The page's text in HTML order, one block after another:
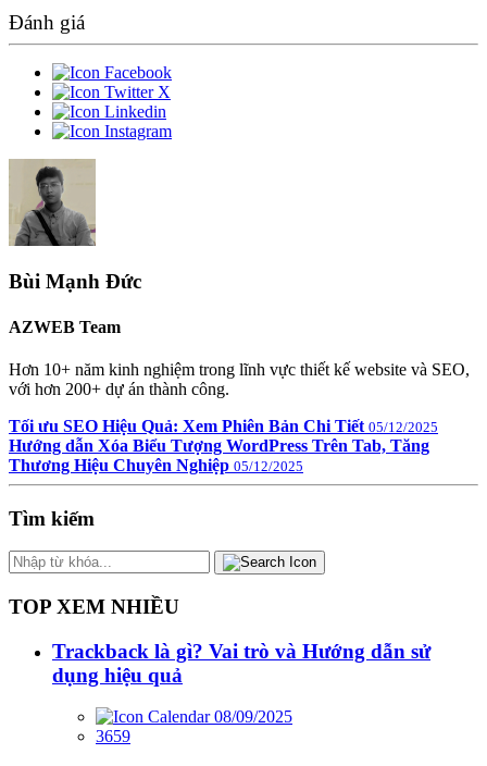
Đánh giá
Bùi Mạnh Đức
AZWEB Team
Hơn 10+ năm kinh nghiệm trong lĩnh vực thiết kế website và SEO,
với hơn 200+ dự án thành công.
Tối ưu SEO Hiệu Quả: Xem Phiên Bản Chi Tiết 05/12/2025
Hướng dẫn Xóa Biểu Tượng WordPress Trên Tab, Tăng
Thương Hiệu Chuyên Nghiệp 05/12/2025
Tìm kiếm
TOP XEM NHIỀU
Trackback là gì? Vai trò và Hướng dẫn sử
dụng hiệu quả
08/09/2025
3659